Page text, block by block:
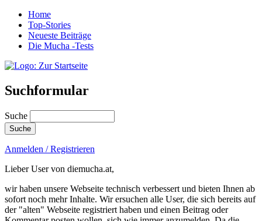
Home
Top-Stories
Neueste Beiträge
Die Mucha -Tests
Suchformular
Suche
Anmelden / Registrieren
Lieber User von diemucha.at,
wir haben unsere Webseite technisch verbessert und bieten Ihnen ab
sofort noch mehr Inhalte. Wir ersuchen alle User, die sich bereits auf
der "alten" Webseite registriert haben und einen Beitrag oder